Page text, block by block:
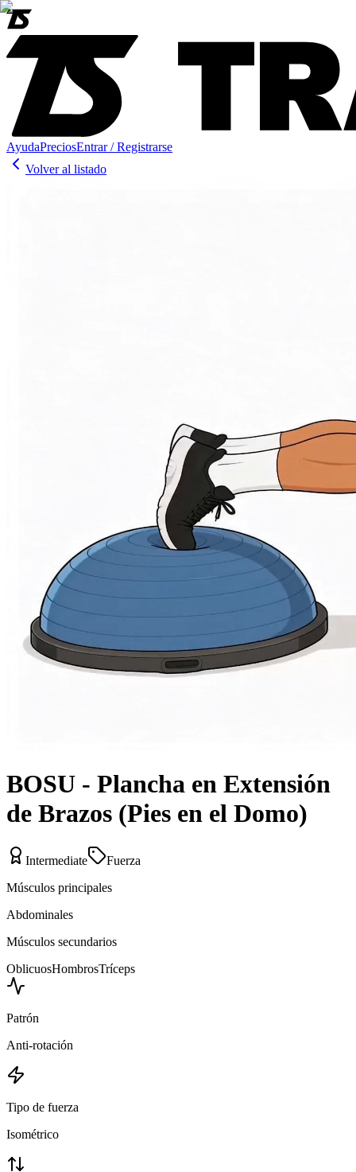
AyudaPreciosEntrar / Registrarse
Volver al listado
BOSU - Plancha en Extensión
de Brazos (Pies en el Domo)
Intermediate
Fuerza
Músculos principales
Abdominales
Músculos secundarios
OblicuosHombrosTríceps
Patrón
Anti-rotación
Tipo de fuerza
Isométrico